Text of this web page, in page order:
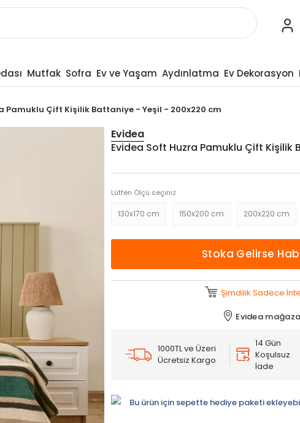
Mutfak Sofra Ev ve Yaşam Aydınlatma Ev Dekorasyon
Pamuklu Çift Kişilik Battaniye - Yeşil - 200x220 cm
Evidea
Evidea Soft Huzra Pamuklu Çift
Lütfen Ölçü seçiniz
130x170 cm 150x200 cm 200x220 cm
Stoka Gelirse
Şimdilik Sadece
Evidea
1000TL ve Üzeri
Ücretsiz Kargo
14 Gün
Koşulsuz
İade
Bu ürün için sepette hediye paketi